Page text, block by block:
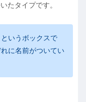
たタイプです。
というボックスで
に名前がついてい